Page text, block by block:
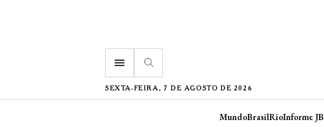
menu
SEXTA-FEIRA, 7 DE AGOSTO DE 2026
MundoBrasilRioInforme JB